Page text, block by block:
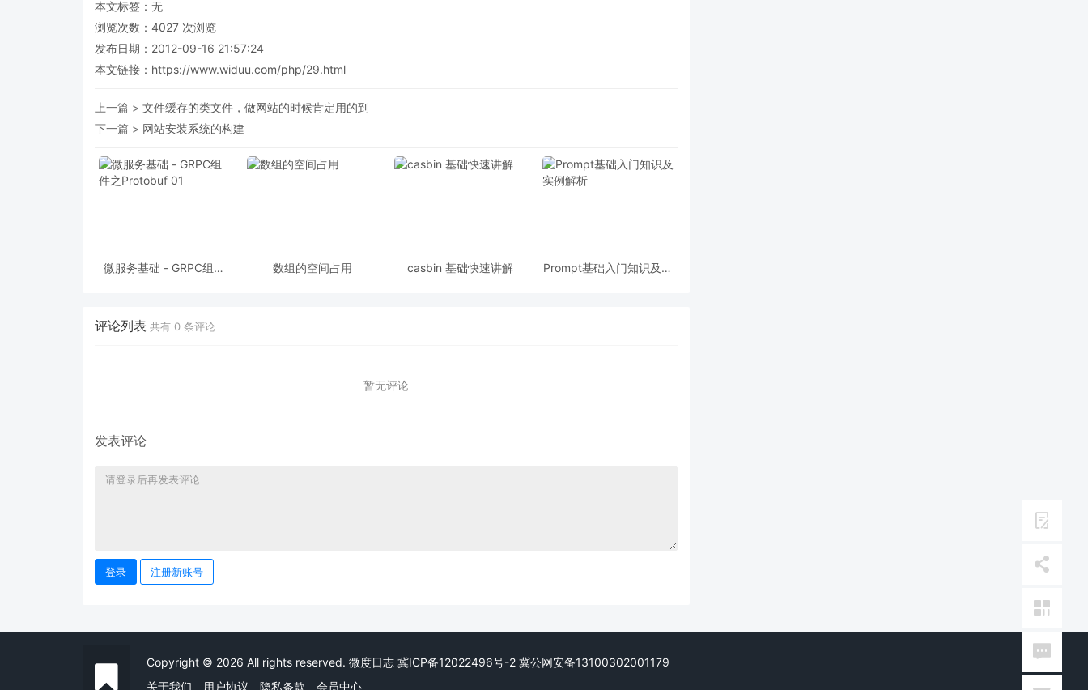
本文标签：无
浏览次数： 4027 次浏览
发布日期：2012-09-16 21:57:24
本文链接： https://www.widuu.com/php/29.html
上一篇 > 文件缓存的类文件，做网站的时候肯定用的到
下一篇 > 网站安装系统的构建
微服务基础 - GRPC组件
数组的空间占用 casbin 基础快速讲解
Prompt基础入门知识及实
评论列表 共有 0 条评论
暂无评论
发表评论
登录 注册新账号
Copyright © 2026 All rights reserved. 微度日志 冀ICP备12022496号-2 冀公网安备13100302001179
关于我们
用户协议 隐私条款 会员中心